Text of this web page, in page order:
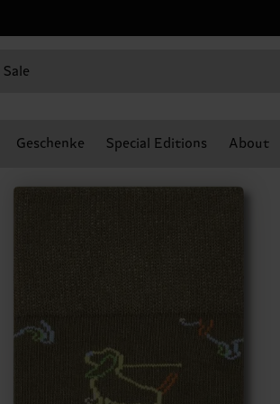
Sale
Geschenke Special Editions About